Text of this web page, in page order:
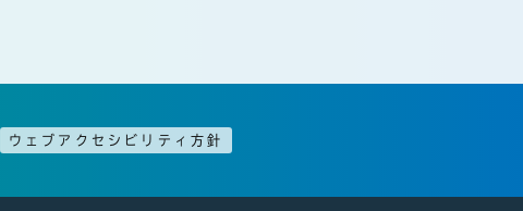
ウェブアクセシビリティ方針